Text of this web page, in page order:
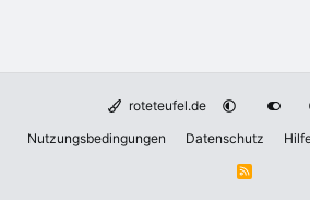
roteteufel.de
Nutzungsbedingungen
Datenschutz
R